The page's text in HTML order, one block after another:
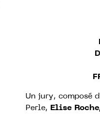
Un jury, composé
Perle,
Elise Roche